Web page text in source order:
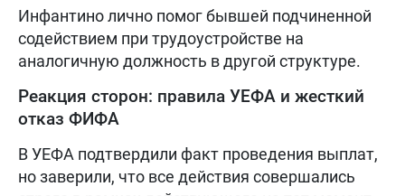
Инфантино лично помог бывшей подчиненной
содействием при трудоустройстве на
аналогичную должность в другой структуре.
Реакция сторон: правила УЕФА и жесткий
отказ ФИФА
В УЕФА подтвердили факт проведения выплат,
но заверили, что все действия совершались